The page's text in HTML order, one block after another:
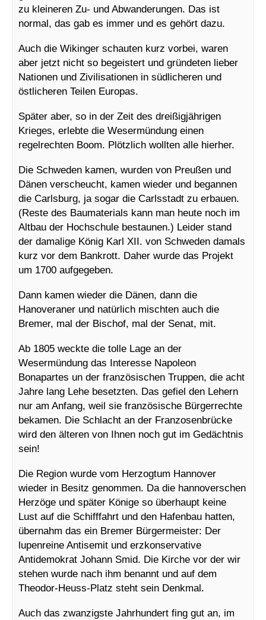
zu kleineren Zu- und Abwanderungen. Das ist
normal, das gab es immer und es gehört dazu.
Auch die Wikinger schauten kurz vorbei, waren
aber jetzt nicht so begeistert und gründeten lieber
Nationen und Zivilisationen in südlicheren und
östlicheren Teilen Europas.
Später aber, so in der Zeit des dreißigjährigen
Krieges, erlebte die Wesermündung einen
regelrechten Boom. Plötzlich wollten alle hierher.
Die Schweden kamen, wurden von Preußen und
Dänen verscheucht, kamen wieder und begannen
die Carlsburg, ja sogar die Carlsstadt zu erbauen.
(Reste des Baumaterials kann man heute noch im
Altbau der Hochschule bestaunen.) Leider stand
der damalige König Karl XII. von Schweden damals
kurz vor dem Bankrott. Daher wurde das Projekt
um 1700 aufgegeben.
Dann kamen wieder die Dänen, dann die
Hanoveraner und natürlich mischten auch die
Bremer, mal der Bischof, mal der Senat, mit.
Ab 1805 weckte die tolle Lage an der
Wesermündung das Interesse Napoleon
Bonapartes un der französischen Truppen, die acht
Jahre lang Lehe besetzten. Das gefiel den Lehern
nur am Anfang, weil sie französische Bürgerrechte
bekamen. Die Schlacht an der Franzosenbrücke
wird den älteren von Ihnen noch gut im Gedächtnis
sein!
Die Region wurde vom Herzogtum Hannover
wieder in Besitz genommen. Da die hannoverschen
Herzöge und später Könige so überhaupt keine
Lust auf die Schifffahrt und den Hafenbau hatten,
übernahm das ein Bremer Bürgermeister: Der
lupenreine Antisemit und erzkonservative
Antidemokrat Johann Smid. Die Kirche vor der wir
stehen wurde nach ihm benannt und auf dem
Theodor-Heuss-Platz steht sein Denkmal.
Auch das zwanzigste Jahrhundert fing gut an, im